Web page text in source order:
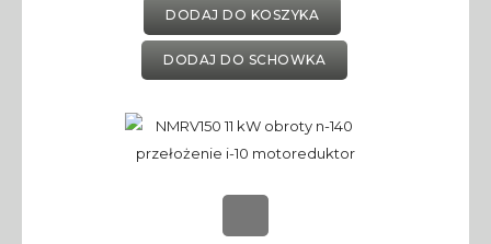
DODAJ DO KOSZYKA
DODAJ DO SCHOWKA